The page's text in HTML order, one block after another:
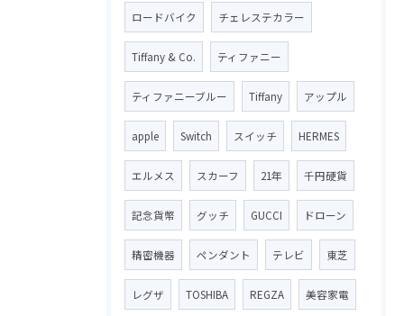
ロードバイク チェレステカラー
Tiffany & Co. ティファニー
ティファニーブルー Tiffany アップル
apple Switch スイッチ HERMES
エルメス スカーフ 21年 千円硬貨
記念貨幣 グッチ GUCCI ドローン
精密機器 ペンダント テレビ 東芝
レグザ TOSHIBA REGZA 美容家電